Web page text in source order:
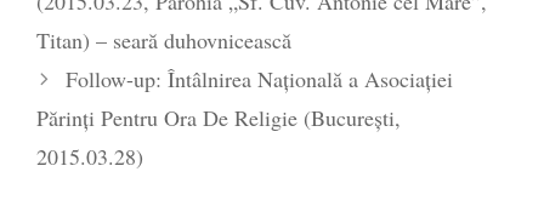
Titan) – seară duhovnicească
Follow-up: Întâlnirea Naţională a Asociaţiei
Părinţi Pentru Ora De Religie (Bucureşti,
2015.03.28)